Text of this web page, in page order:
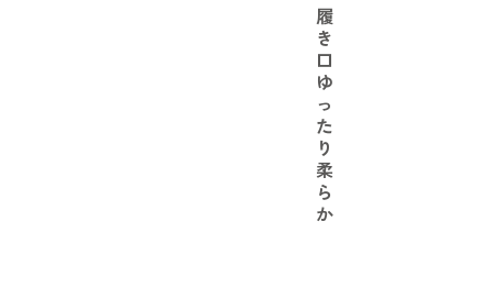
履
き
口
ゆ
っ
た
り
柔
ら
か